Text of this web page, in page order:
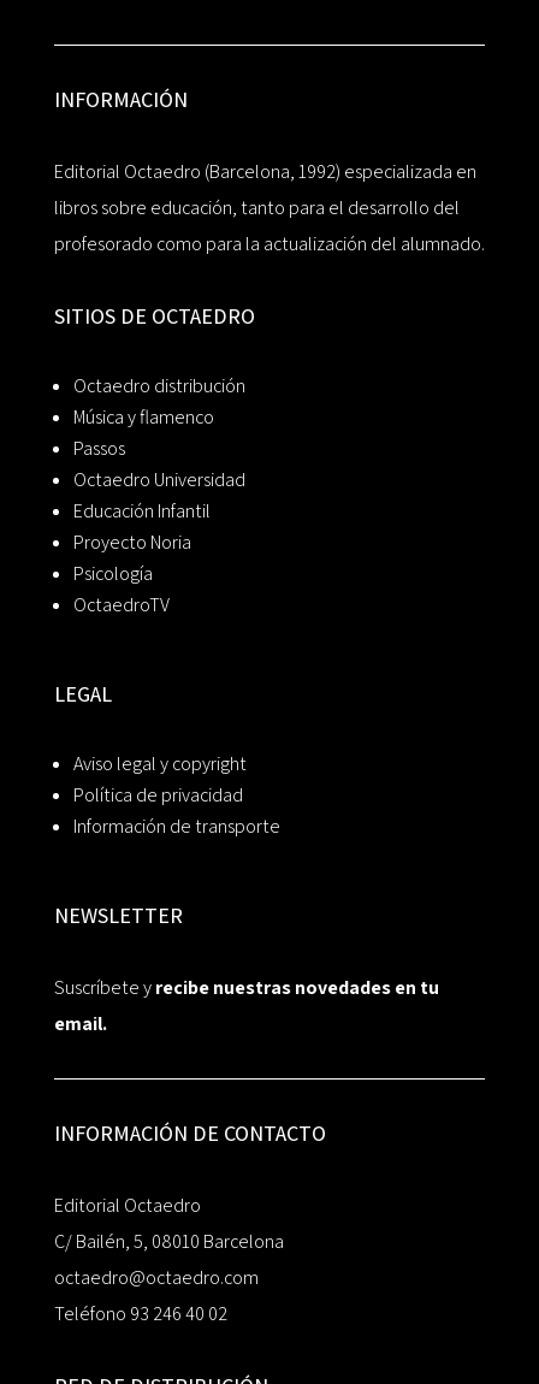
INFORMACIÓN
Editorial Octaedro (Barcelona, 1992) especializada en
libros sobre educación, tanto para el desarrollo del
profesorado como para la actualización del alumnado.
SITIOS DE OCTAEDRO
Octaedro distribución
Música y flamenco
Passos
Octaedro Universidad
Educación Infantil
Proyecto Noria
Psicología
OctaedroTV
LEGAL
Aviso legal y copyright
Política de privacidad
Información de transporte
NEWSLETTER
Suscríbete yrecibe nuestras novedades en tu
email.
INFORMACIÓN DE CONTACTO
Editorial Octaedro
C/ Bailén, 5, 08010 Barcelona
octaedro@octaedro.com
Teléfono 93 246 40 02